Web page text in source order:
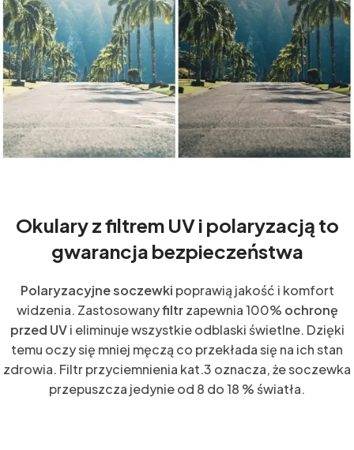
Okulary z filtrem UV i polaryzacją to
gwarancja bezpieczeństwa
Polaryzacyjne soczewki poprawią jakość i komfort
widzenia. Zastosowanyfiltrzapewnia 100% ochronę
przed UVi eliminuje wszystkie odblaski świetlne. Dzięki
temu oczy się mniej męczą co przekłada się na ich stan
zdrowia. Filtr przyciemnienia kat.3 oznacza, że soczewka
przepuszcza jedynie od 8 do 18 % światła.